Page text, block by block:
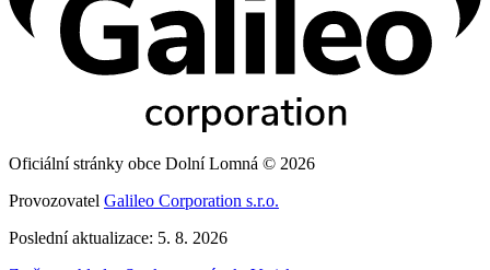
Oficiální stránky obce Dolní Lomná © 2026
Provozovatel Galileo Corporation s.r.o.
Poslední aktualizace: 5. 8. 2026